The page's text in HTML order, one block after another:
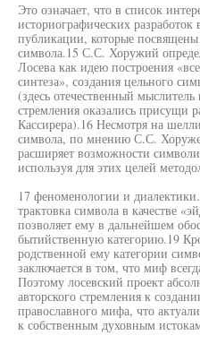
Это означает, что в список
историографических
публикации, которые
символа.15 С.С. Хоружий
Лосева как идею построения
синтеза», создания цельного
(здесь отечественный
стремления оказались присущи
Кассирера).16 Несмотря на
символа, по мнению С.С.
расширяет возможности
используя для этих целей
17 феноменологии и
трактовка символа в качестве
позволяет ему в дальнейшем
бытийственную категорию.19
родственной ему категории
заключается в том, что миф
Поэтому лосевский проект
авторского стремления к
православного мифа, что
к собственным духовным